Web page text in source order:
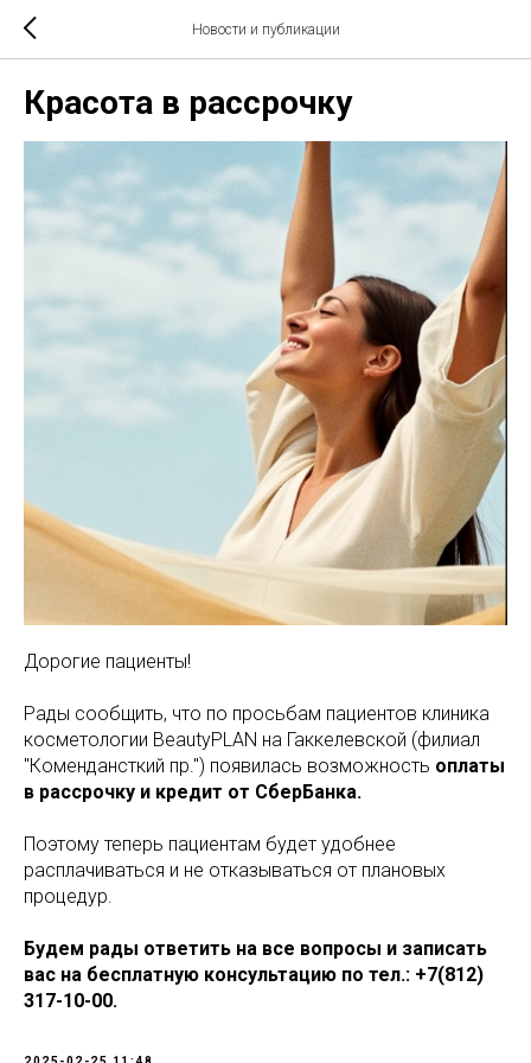
Новости и публикации
Красота в рассрочку
Дорогие пациенты!
Рады сообщить, что по просьбам пациентов клиника
косметологии BeautyPLAN на Гаккелевской (филиал
"Комендансткий пр.") появилась возможность оплаты
в рассрочку и кредит от СберБанка.
Поэтому теперь пациентам будет удобнее
расплачиваться и не отказываться от плановых
процедур.
Будем рады ответить на все вопросы и записать
вас на бесплатную консультацию по тел.: +7(812)
317-10-00.